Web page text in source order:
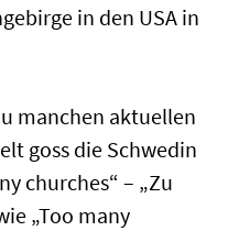
in den USA in
manchen aktuellen
goss die Schwedin
churches“ – „Zu
„Too many